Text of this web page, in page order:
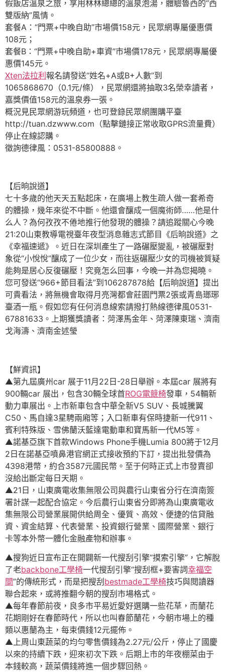
假飯店溫泉之旅，享用林林總總的溫泉泡湯，體驗魯西的“西
雙版納”風情。
套餐A：“門票+中晚自助”市場價158元，民眾網專屬優惠價
108元；
套餐B：“門票+中晚自助+車資”市場價178元，民眾網專屬優
惠價145元。
Xten法拉利報名請發送“姓名+A或B+人數”到
1065868670（0.1元/條），民眾網還將抽取3名榮幸讀者，
嘉獎價值158元的溫泉券一張。
概況見民眾網游玩頻道，也可登錄民眾網團購平臺
http://tuan.dzwww.com（點擊鏈接正常收取GPRS流量費）
停止在線認購。
徵詢德律風：0531-85800888。
【后晌說道】
七十多歲的他天天五點起床，在廣場上教生疏人做一套希奇
的體操，幾年來從不中斷。他還會釀成一個魔術師……他是什
么人？為何孜孜不倦地推行他發現的體操？請追蹤關心今晚
21:20山東教導電視臺年夜型消息雜志式節目《后晌說道》之
《幸福速遞》。近日在深圳產生了一路碾壓變亂，被碾壓對
象從“小悅悅”釀成了一位少女，而往返碾壓少女的司機被質疑
能夠是居心反復碾壓！究竟怎么回事，今晚一并為您揭曉。
您可發送“966+節目看法”到106287878給【后晌說道】提出
可貴看法，將無機會取得月亮灣都會莊園門票2張或青島瑯琊
臺酒一瓶。假如您有任何消息線索請撥打熱線德律風0531-
67881633。上期獲獎讀者：菏澤馬金年、菏澤陳東瑞、濟南
戈海濤、濟南金述瑩
【鮮資訊】
▲第九屆廣州car 展于11月22日-28日舉辦。本屆car 展將有
900輛car 展出，包含30輛全球首ROG電競椅發車，54輛新
動力車展出。上市新車包含中華全新V5 SUV、長城騰翼
C50、馬自達3星騁兩廂等；入口新車有保時捷新一代911、
賓利特殊版、雪佛蘭沃藍達電動車和寶馬新一代M5等。
▲諾基亞旗下首款Windows Phone手機Lumia 800將于12月
2日在諾基亞噴鼻港官網正式接收預約下訂，提出批發價為
4398港幣，約合3587元國民幣。至于何時正式上市發賣卻
沒給出斷定每日天期。
▲21日，山東廣電收集無限公司與農行山東省分行在濟南簽
署計謀一起配合協定。今后農行山東省分即將為山東廣電收
集無限公司營業展開供給周全、優質、高效、便捷的信貸融
資、資金結算、代表營業、投資銀行營業、國際營業、銀行
卡等本外幣一體化金融產物和辦事。
▲搜狗近日宣布正在開闢新一代搜刮引擎“摸索引擎”，它解脫
了老backbone工學椅一代搜刮引擎“搜刮框+要害詞幸福空
間”的傳統形式，而是把搜刮 bestmade工學椅技巧與閱讀器
聯合起來，或將推翻今朝的搜刮市場格式。
▲每年春節前夜，良多市平易近愛好選購一些花草，而蘭花
花期剛好在春節時代，所以也叫春節蘭花，今朝市場上的種
類以惠蘭為主，每束價錢12元擺佈。
▲上周山東蔬菜的均勻零售價錢為2.27元/公斤，停止了國慶
以來的持續下跌，迎來初次下跌。后期上市的年夜棚菜由于
本錢較高，蔬菜價錢將進一個步驟回熱。